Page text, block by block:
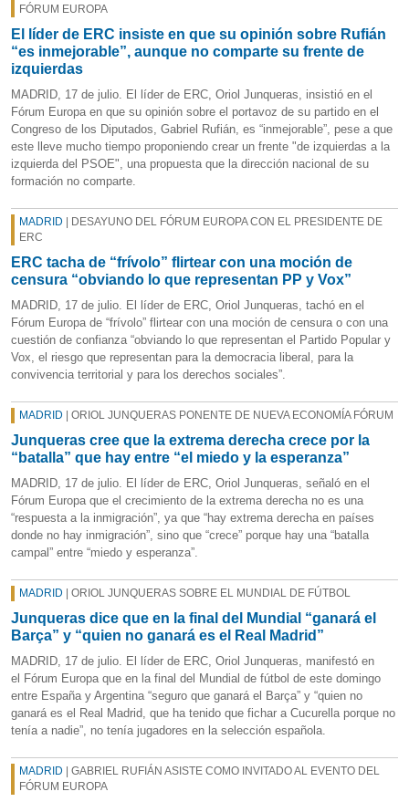
FÓRUM EUROPA
El líder de ERC insiste en que su opinión sobre Rufián
“es inmejorable”, aunque no comparte su frente de
izquierdas
MADRID, 17 de julio. El líder de ERC, Oriol Junqueras, insistió en el
Fórum Europa en que su opinión sobre el portavoz de su partido en el
Congreso de los Diputados, Gabriel Rufián, es “inmejorable”, pese a que
este lleve mucho tiempo proponiendo crear un frente "de izquierdas a la
izquierda del PSOE", una propuesta que la dirección nacional de su
formación no comparte.
MADRID | DESAYUNO DEL FÓRUM EUROPA CON EL PRESIDENTE DE
ERC
ERC tacha de “frívolo” flirtear con una moción de
censura “obviando lo que representan PP y Vox”
MADRID, 17 de julio. El líder de ERC, Oriol Junqueras, tachó en el
Fórum Europa de “frívolo” flirtear con una moción de censura o con una
cuestión de confianza “obviando lo que representan el Partido Popular y
Vox, el riesgo que representan para la democracia liberal, para la
convivencia territorial y para los derechos sociales”.
MADRID | ORIOL JUNQUERAS PONENTE DE NUEVA ECONOMÍA FÓRUM
Junqueras cree que la extrema derecha crece por la
“batalla” que hay entre “el miedo y la esperanza”
MADRID, 17 de julio. El líder de ERC, Oriol Junqueras, señaló en el
Fórum Europa que el crecimiento de la extrema derecha no es una
“respuesta a la inmigración”, ya que “hay extrema derecha en países
donde no hay inmigración”, sino que “crece” porque hay una “batalla
campal” entre “miedo y esperanza”.
MADRID | ORIOL JUNQUERAS SOBRE EL MUNDIAL DE FÚTBOL
Junqueras dice que en la final del Mundial “ganará el
Barça” y “quien no ganará es el Real Madrid”
MADRID, 17 de julio. El líder de ERC, Oriol Junqueras, manifestó en
el Fórum Europa que en la final del Mundial de fútbol de este domingo
entre España y Argentina “seguro que ganará el Barça” y “quien no
ganará es el Real Madrid, que ha tenido que fichar a Cucurella porque no
tenía a nadie”, no tenía jugadores en la selección española.
MADRID | GABRIEL RUFIÁN ASISTE COMO INVITADO AL EVENTO DEL
FÓRUM EUROPA